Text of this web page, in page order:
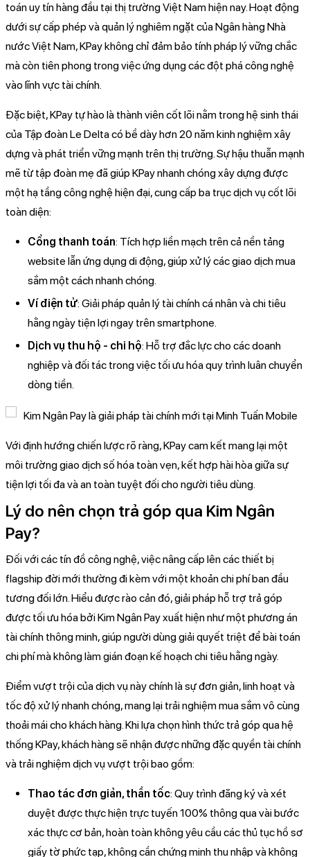
toán uy tín hàng đầu tại thị trường Việt Nam hiện nay. Hoạt động
dưới sự cấp phép và quản lý nghiêm ngặt của Ngân hàng Nhà
nước Việt Nam, KPay không chỉ đảm bảo tính pháp lý vững chắc
mà còn tiên phong trong việc ứng dụng các đột phá công nghệ
vào lĩnh vực tài chính.
Đặc biệt, KPay tự hào là thành viên cốt lõi nằm trong hệ sinh thái
của Tập đoàn Le Delta có bề dày hơn 20 năm kinh nghiệm xây
dựng và phát triển vững mạnh trên thị trường. Sự hậu thuẫn mạnh
mẽ từ tập đoàn mẹ đã giúp KPay nhanh chóng xây dựng được
một hạ tầng công nghệ hiện đại, cung cấp ba trục dịch vụ cốt lõi
toàn diện:
Cổng thanh toán: Tích hợp liền mạch trên cả nền tảng
website lẫn ứng dụng di động, giúp xử lý các giao dịch mua
sắm một cách nhanh chóng.
Ví điện tử: Giải pháp quản lý tài chính cá nhân và chi tiêu
hằng ngày tiện lợi ngay trên smartphone.
Dịch vụ thu hộ - chi hộ: Hỗ trợ đắc lực cho các doanh
nghiệp và đối tác trong việc tối ưu hóa quy trình luân chuyển
dòng tiền.
Với định hướng chiến lược rõ ràng, KPay cam kết mang lại một
môi trường giao dịch số hóa toàn vẹn, kết hợp hài hòa giữa sự
tiện lợi tối đa và an toàn tuyệt đối cho người tiêu dùng.
Lý do nên chọn trả góp qua Kim Ngân
Pay?
Đối với các tín đồ công nghệ, việc nâng cấp lên các thiết bị
flagship đời mới thường đi kèm với một khoản chi phí ban đầu
tương đối lớn. Hiểu được rào cản đó, giải pháp hỗ trợ trả góp
được tối ưu hóa bởi Kim Ngân Pay xuất hiện như một phương án
tài chính thông minh, giúp người dùng giải quyết triệt để bài toán
chi phí mà không làm gián đoạn kế hoạch chi tiêu hằng ngày.
Điểm vượt trội của dịch vụ này chính là sự đơn giản, linh hoạt và
tốc độ xử lý nhanh chóng, mang lại trải nghiệm mua sắm vô cùng
thoải mái cho khách hàng. Khi lựa chọn hình thức trả góp qua hệ
thống KPay, khách hàng sẽ nhận được những đặc quyền tài chính
và trải nghiệm dịch vụ vượt trội bao gồm:
Thao tác đơn giản, thần tốc: Quy trình đăng ký và xét
duyệt được thực hiện trực tuyến 100% thông qua vài bước
xác thực cơ bản, hoàn toàn không yêu cầu các thủ tục hồ sơ
giấy tờ phức tạp, không cần chứng minh thu nhập và không